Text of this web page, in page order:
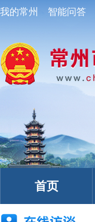
我的常州 智能问答
首页